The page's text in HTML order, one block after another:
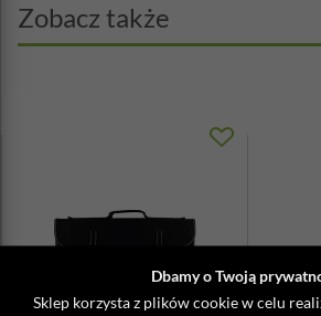
Dbamy o Twoją
Sklep korzysta z plików cookie w celu
Zobacz także